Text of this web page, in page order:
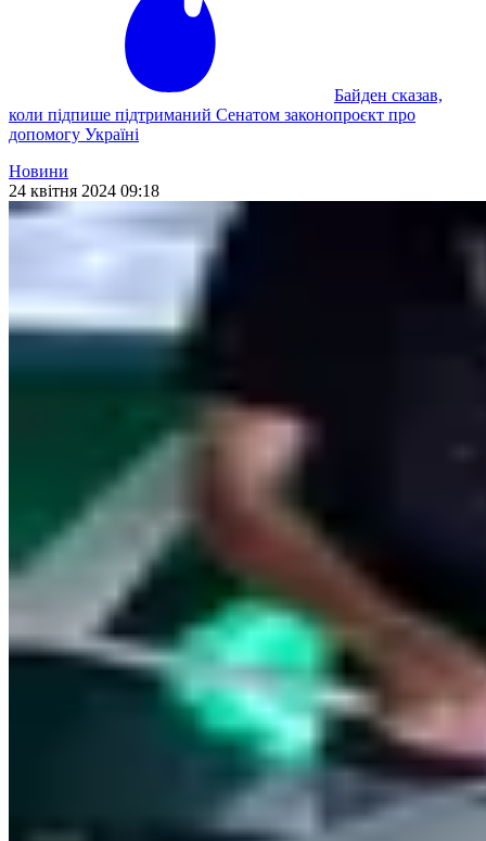
Байден сказав,
коли підпише підтриманий Сенатом законопроєкт про
допомогу Україні
Новини
24 квітня 2024 09:18